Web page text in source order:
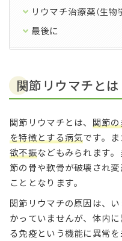
リウマチ治療薬（生物
最後に
関節リウマチとは
関節リウマチとは、 関節
を特徴とする病気です。
欲不振などもみられます
節の骨や軟骨が破壊され
こととなります。
関節リウマチの原因は、
かっていませんが、体内
る免疫という機能に異常